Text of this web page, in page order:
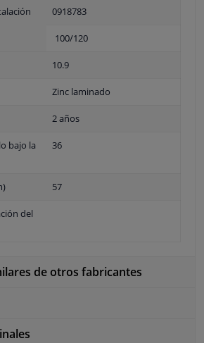
0918783
100/120
10.9
Zinc laminado
2 años
bajo la
36
57
del
de otros fabricantes